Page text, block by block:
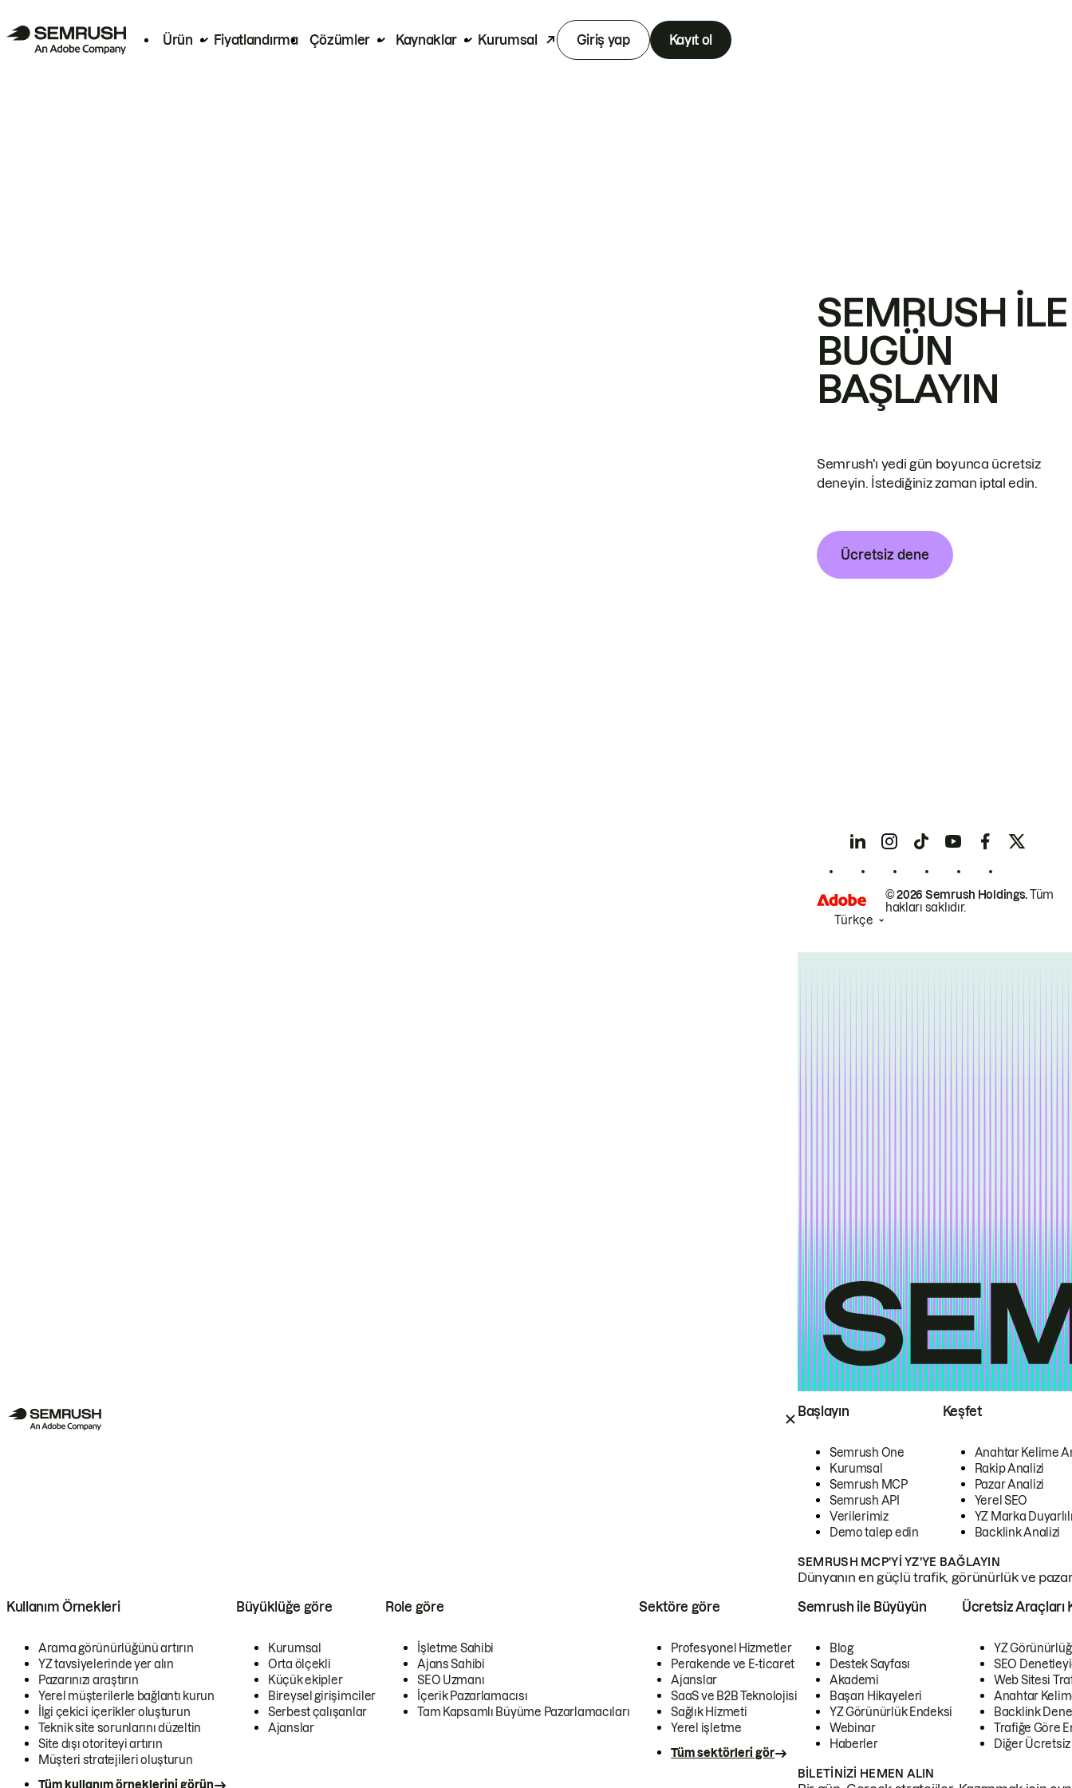
Ürün Fiyatlandırma Çözümler Kaynaklar Kurumsal Giriş yap Kayıt ol
Başlayın
Semrush One
Kurumsal
Semrush MCP
Semrush API
Verilerimiz
Demo talep edin
Keşfet
Anahtar Kelime
Rakip Analizi
Pazar Analizi
Yerel SEO
YZ Marka
Backlink Analizi
SEMRUSH MCP'YI YZ'YE BAĞLAYIN
Dünyanın en güçlü trafik, görünürlük ve
Kullanım Örnekleri
Arama görünürlüğünü artırın
YZ tavsiyelerinde yer alın
Pazarınızı araştırın
Yerel müşterilerle bağlantı kurun
İlgi çekici içerikler oluşturun
Teknik site sorunlarını düzeltin
Site dışı otoriteyi artırın
Müşteri stratejileri oluşturun
Tüm kullanım örneklerini görün
Büyüklüğe göre
Kurumsal
Orta ölçekli
Küçük ekipler
Bireysel girişimciler
Serbest çalışanlar
Ajanslar
Role göre
İşletme Sahibi
Ajans Sahibi
SEO Uzmanı
İçerik Pazarlamacısı
Tam Kapsamlı Büyüme Pazarlamacıları
Sektöre göre
Profesyonel Hizmetler
Perakende ve E-ticaret
Ajanslar
SaaS ve B2B Teknolojisi
Sağlık Hizmeti
Yerel işletme
Tüm sektörleri gör
Semrush ile Büyüyün
Blog
Destek Sayfası
Akademi
Başarı Hikayeleri
YZ Görünürlük Endeksi
Webinar
Haberler
Ücretsiz Araçları
YZ
SEO
Web Sitesi
Anahtar
Backlink
Trafiğe Göre
Diğer
BILETINIZI HEMEN ALIN
SEMRUSH ILE
BUGÜN
BAŞLAYIN
Semrush'ı yedi gün boyunca ücretsiz
deneyin. İstediğiniz zaman iptal edin.
Ücretsiz dene
© 2026 Semrush Holdings.Tüm
hakları saklıdır.
Türkçe